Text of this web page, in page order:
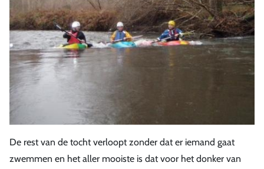
De rest van de tocht verloopt zonder dat er iemand gaat
zwemmen en het aller mooiste is dat voor het donker van